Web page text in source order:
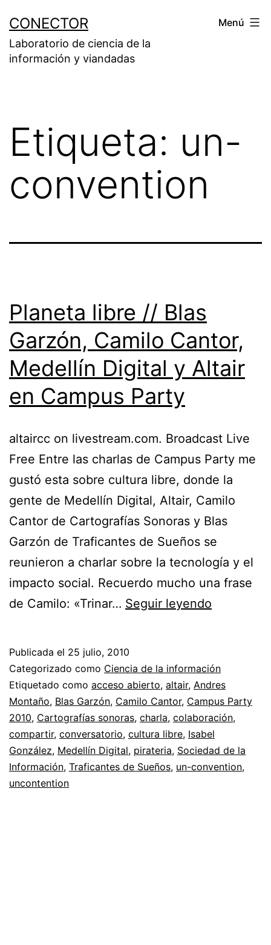
contenido
CONECTOR
Laboratorio de ciencia de la
información y viandadas
Menú
Etiqueta: un-
convention
Planeta libre // Blas
Garzón, Camilo Cantor,
Medellín Digital y Altair
en Campus Party
altaircc on livestream.com. Broadcast Live
Free Entre las charlas de Campus Party me
gustó esta sobre cultura libre, donde la
gente de Medellín Digital, Altair, Camilo
Cantor de Cartografías Sonoras y Blas
Garzón de Traficantes de Sueños se
reunieron a charlar sobre la tecnología y el
impacto social. Recuerdo mucho una frase
de Camilo: «Trinar… Seguir leyendo
Blas
Garzón,
Camilo
Cantor,
Medellín
Digital
Publicada el 25 julio, 2010
Categorizado como Ciencia de la información
Etiquetado como acceso abierto, altair, Andres
Montaño, Blas Garzón, Camilo Cantor, Campus Party
2010, Cartografías sonoras, charla, colaboración,
compartir, conversatorio, cultura libre, Isabel
González, Medellín Digital, pirateria, Sociedad de la
Información, Traficantes de Sueños, un-convention,
uncontention